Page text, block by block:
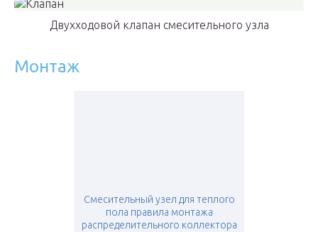
Двухходовой клапан смесительного узла
Монтаж
Смесительный узел для теплого
пола правила монтажа
распределительного коллектора